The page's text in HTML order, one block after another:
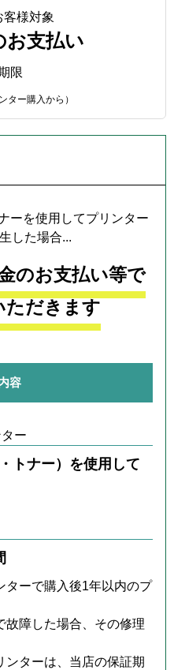
様対象
お支払い
限
ター購入から）
ーを使用してプリンター
した場合...
のお支払い等で
ただきます
容
ー
トナー）を使用して
ターで購入後1年以内のプ
故障した場合、その修理
ターは、当店の保証期